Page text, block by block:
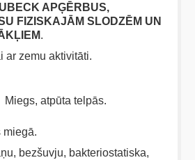
APĢĒRBUS,
FIZISKAJĀM SLODZĒM UN
.
ar zemu aktivitāti.
Miegs, atpūta telpās.
bezšuvju, bakteriostatiska,